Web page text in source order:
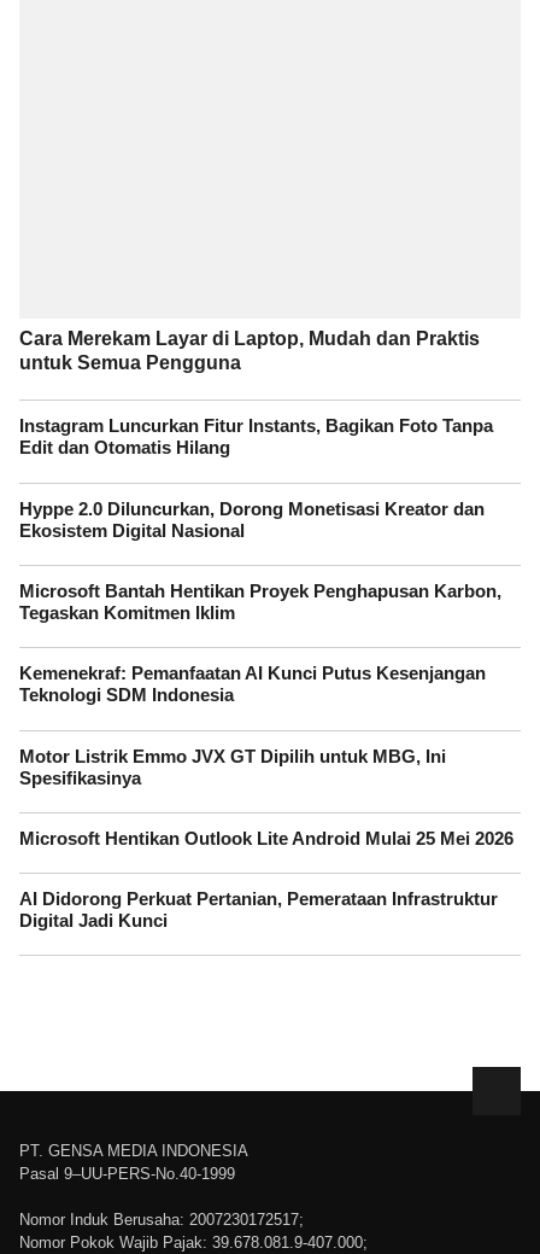
Cara Merekam Layar di Laptop, Mudah dan Praktis
untuk Semua Pengguna
Instagram Luncurkan Fitur Instants, Bagikan Foto Tanpa
Edit dan Otomatis Hilang
Hyppe 2.0 Diluncurkan, Dorong Monetisasi Kreator dan
Ekosistem Digital Nasional
Microsoft Bantah Hentikan Proyek Penghapusan Karbon,
Tegaskan Komitmen Iklim
Kemenekraf: Pemanfaatan AI Kunci Putus Kesenjangan
Teknologi SDM Indonesia
Motor Listrik Emmo JVX GT Dipilih untuk MBG, Ini
Spesifikasinya
Microsoft Hentikan Outlook Lite Android Mulai 25 Mei 2026
AI Didorong Perkuat Pertanian, Pemerataan Infrastruktur
Digital Jadi Kunci
PT. GENSA MEDIA INDONESIA
Pasal 9–UU-PERS-No.40-1999
Nomor Induk Berusaha: 2007230172517;
Nomor Pokok Wajib Pajak: 39.678.081.9-407.000;